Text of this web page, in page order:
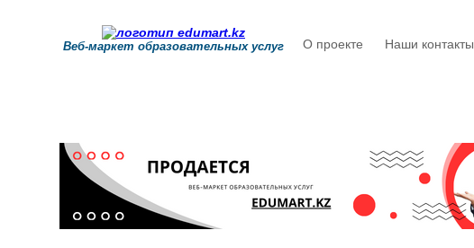
Веб-маркет образовательных услуг О проекте Наши контакты